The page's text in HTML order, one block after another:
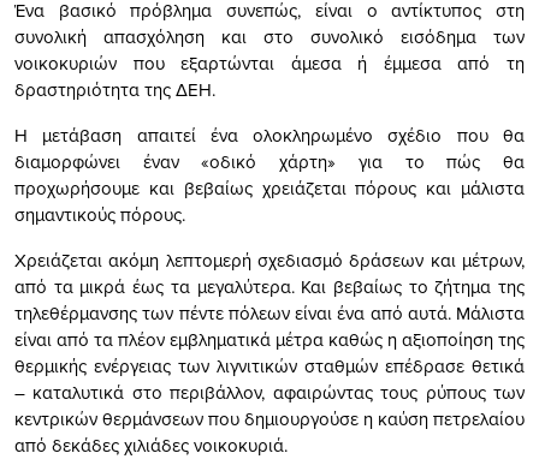
Ένα βασικό πρόβλημα συνεπώς, είναι ο αντίκτυπος στη
συνολική απασχόληση και στο συνολικό εισόδημα των
νοικοκυριών που εξαρτώνται άμεσα ή έμμεσα από τη
δραστηριότητα της ΔΕΗ.
Η μετάβαση απαιτεί ένα ολοκληρωμένο σχέδιο που θα
διαμορφώνει έναν «οδικό χάρτη» για το πώς θα
προχωρήσουμε και βεβαίως χρειάζεται πόρους και μάλιστα
σημαντικούς πόρους.
Χρειάζεται ακόμη λεπτομερή σχεδιασμό δράσεων και μέτρων,
από τα μικρά έως τα μεγαλύτερα. Και βεβαίως το ζήτημα της
τηλεθέρμανσης των πέντε πόλεων είναι ένα από αυτά. Μάλιστα
είναι από τα πλέον εμβληματικά μέτρα καθώς η αξιοποίηση της
θερμικής ενέργειας των λιγνιτικών σταθμών επέδρασε θετικά
– καταλυτικά στο περιβάλλον, αφαιρώντας τους ρύπους των
κεντρικών θερμάνσεων που δημιουργούσε η καύση πετρελαίου
από δεκάδες χιλιάδες νοικοκυριά.